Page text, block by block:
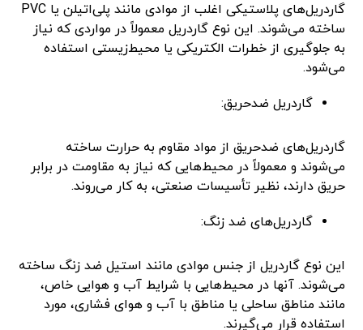
گاردریل‌های پلاستیکی اغلب از موادی مانند پلی‌اتیلن یا PVC
ساخته می‌شوند. این نوع گاردریل معمولاً در مواردی که نیاز
به جلوگیری از خطرات الکتریکی یا محیط‌زیستی استفاده
می‌شود.
گاردریل ضدحریق:
گاردریل‌های ضدحریق از مواد مقاوم به حرارت ساخته
می‌شوند و معمولاً در محیط‌هایی که نیاز به مقاومت در برابر
حریق دارند، نظیر تأسیسات صنعتی، به کار می‌روند.
گاردریل‌های ضد زنگ:
این نوع گاردریل از جنس موادی مانند استیل ضد زنگ ساخته
می‌شوند. آنها در محیط‌هایی با شرایط آب و هوایی خاص،
مانند مناطق ساحلی یا مناطق با آب و هوای فشاری، مورد
استفاده قرار می‌گیرند.